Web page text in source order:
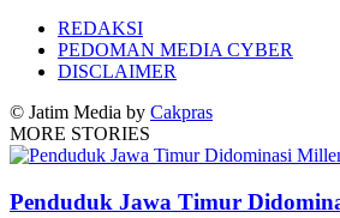
REDAKSI
PEDOMAN MEDIA CYBER
DISCLAIMER
© Jatim Media by Cakpras
MORE STORIES
Penduduk Jawa Timur